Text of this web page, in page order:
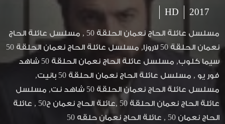
2017
HD
مسلسل عائلة الحاج نعمان الحلقة 50 , مسلسل عائلة الحاج
نعمان الحلقة 50 لاروزا, مسلسل عائلة الحاج نعمان الحلقة 50
سيما كلوب, مسلسل عائلة الحاج نعمان الحلقة 50 شاهد
فور يو , مسلسل عائلة الحاج نعمان الحلقة 50 بانيت,
مسلسل عائلة الحاج نعمان الحلقة 50 شاهد نت, مسلسل
عائلة الحاج نعمان الحلقة 50 ,عائلة الحاج نعمان ح50 , عائلة
الحاج نعمان 50 , عائلة الحاج نعمان حلقه 50